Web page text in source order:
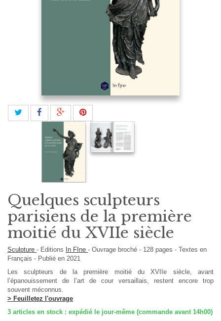
Quelques sculpteurs
parisiens de la première
moitié du XVIIe siècle
Sculpture - Editions In FIne - Ouvrage broché - 128 pages - Textes en
Français - Publié en 2021
Les sculpteurs de la première moitié du XVIIe siècle, avant
l’épanouissement de l’art de cour versaillais, restent encore trop
souvent méconnus.
> Feuilletez l'ouvrage
3 articles en stock : expédié le jour-même (commande avant 14h00)